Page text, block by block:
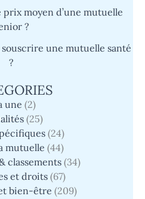
prix moyen d’une mutuelle
?
une mutuelle santé
?
une (2)
(25)
(24)
mutuelle (44)
classements(34)
et droits (67)
bien-être (209)